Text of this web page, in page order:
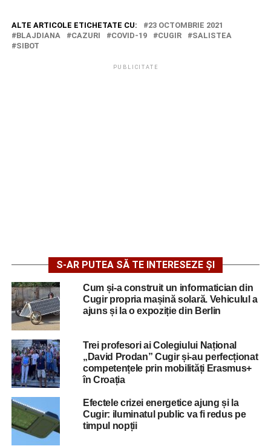
ALTE ARTICOLE ETICHETATE CU:
23 OCTOMBRIE 2021
BLAJDIANA
CAZURI COVID-19 CUGIR
SALISTEA
SIBOT
PUBLICITATE
S-AR PUTEA SĂ TE INTERESEZE ȘI
Cum și-a construit un informatician din
Cugir propria mașină solară. Vehiculul a
ajuns și la o expoziție din Berlin
Trei profesori ai Colegiului Național
„David Prodan” Cugir și-au perfecționat
competențele prin mobilități Erasmus+
în Croația
Efectele crizei energetice ajung și la
Cugir: iluminatul public va fi redus pe
timpul nopții